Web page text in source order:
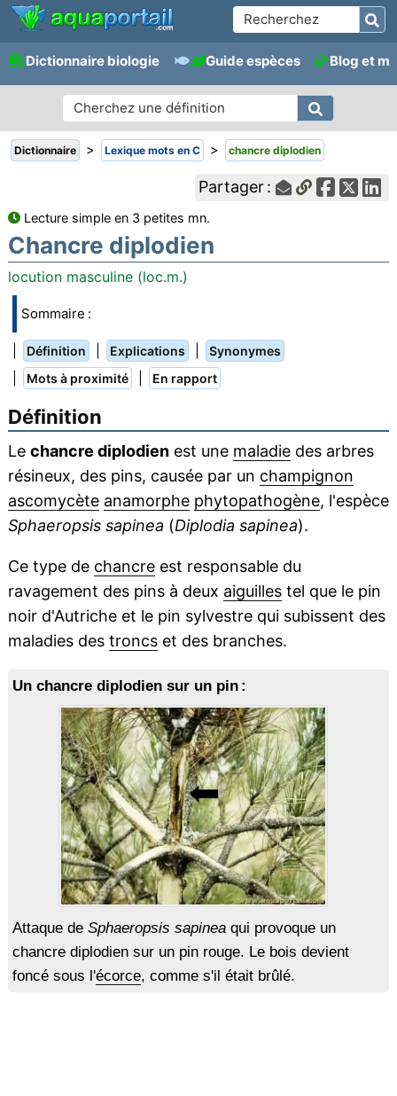
Dictionnaire biologie Guide espèces Blog et
Dictionnaire > Lexique mots en C > chancre diplodien
Partager :
Lecture simple en 3 petites mn.
Chancre diplodien
locution masculine (loc.m.)
Sommaire :
Définition Explications Synonymes
Mots à proximité En rapport
Définition
Le chancre diplodienest une maladiedes arbres
résineux, des pins, causée par un champignon
ascomycète anamorphe phytopathogène, l'espèce
Sphaeropsis sapinea (Diplodia sapinea).
Ce type de chancreest responsable du
ravagement des pins à deux aiguillestel que le pin
noir d'Autriche et le pin sylvestre qui subissent des
maladies des troncset des branches.
Un chancre diplodien sur un pin :
Attaque de Sphaeropsis sapineaqui provoque un
chancre diplodien sur un pin rouge. Le bois devient
foncé sous l'écorce, comme s'il était brûlé.